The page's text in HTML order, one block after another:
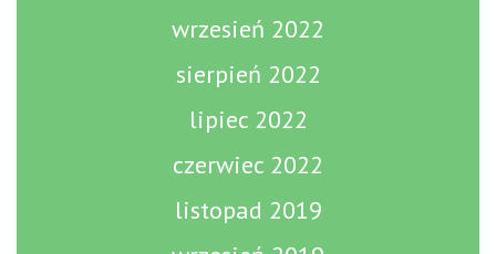
wrzesień 2022
sierpień 2022
lipiec 2022
czerwiec 2022
listopad 2019